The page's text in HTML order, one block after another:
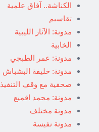
الكناشة.. آفاق علمية
تقاسيم
مدونة: الآثار الليبية
الخابية
مدونة: عمر الطبجي
مدونة: خليفة البشباش
صحفية مع وقف التنفيذ
مدونة: محمد اقميع
مدونة مختلف
مدونة نفيسة